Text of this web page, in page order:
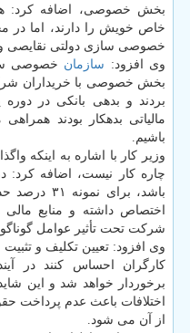
بخش خصوصی، اضافه كرد:
خاص خویش را دارند، اما در
خصوصی سازی دولتی نقایصی
وی افزود: سازمان خصوصی
بخش خصوصی با خریداران
بردند و بدهی بانكی در دوره
مالیاتی بدهكار بودند
باشیم.
وزیر كار با اشاره به اینكه
چاره كار نیست، اضافه
باشد،
اختصاص داشته و منابع مالی
شركت تحت تأثیر عوامل
وی افزود: تعیین تكلیف و
كارگران احساس كنند در
برخوردار خواهد شد و این
اختلافات باعث عدم پرداخت
از آن می شود.